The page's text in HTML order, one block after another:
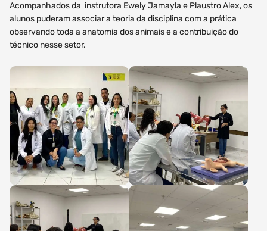
Acompanhados da instrutora Ewely Jamayla e Plaustro Alex, os
alunos puderam associar a teoria da disciplina com a prática
observando toda a anatomia dos animais e a contribuição do
técnico nesse setor.